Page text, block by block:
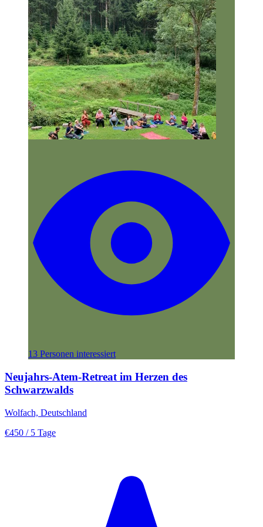
13 Personen interessiert
Neujahrs-Atem-Retreat im Herzen des
Schwarzwalds
Wolfach, Deutschland
€450 / 5 Tage